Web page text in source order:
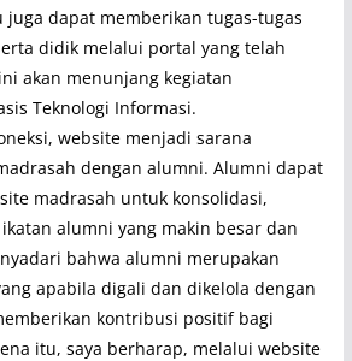
juga dapat memberikan tugas-tugas
didik melalui portal yang telah
akan menunjang kegiatan
Teknologi Informasi.
website menjadi sarana
dengan alumni. Alumni dapat
madrasah untuk konsolidasi,
alumni yang makin besar dan
bahwa alumni merupakan
apabila digali dan dikelola dengan
kontribusi positif bagi
itu, saya berharap, melalui website